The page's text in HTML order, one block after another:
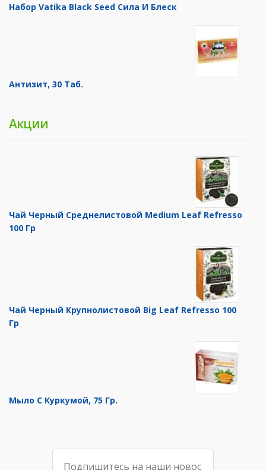
Набор Vatika Black Seed Сила И Блеск
Антизит, 30 Таб.
Акции
Чай Черный Среднелистовой Medium Leaf Refresso
100 Гр
Чай Черный Крупнолистовой Big Leaf Refresso 100
Гр
Мыло С Куркумой, 75 Гр.